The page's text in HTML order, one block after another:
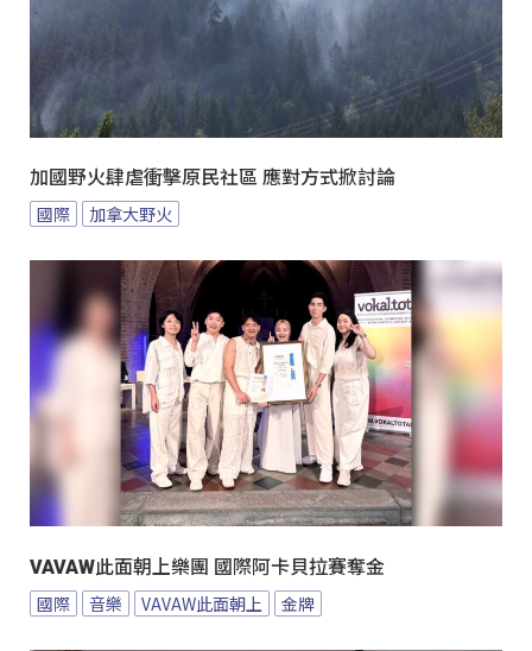
加國野火肆虐衝擊原民社區 應對方式掀討論
國際 加拿大野火
VAVAW此面朝上樂團 國際阿卡貝拉賽奪金
國際 音樂 VAVAW此面朝上 金牌